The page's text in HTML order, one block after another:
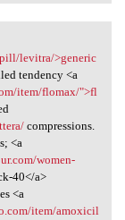
levitra/>generic
tendency <a
item/flomax/">fl
compressions.
<a
women-
40</a>
<a
item/amoxicil